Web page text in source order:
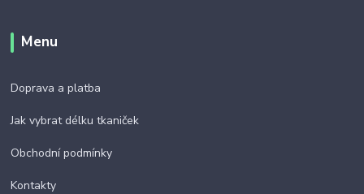
Menu
Doprava a platba
Jak vybrat délku tkaniček
Obchodní podmínky
Kontakty